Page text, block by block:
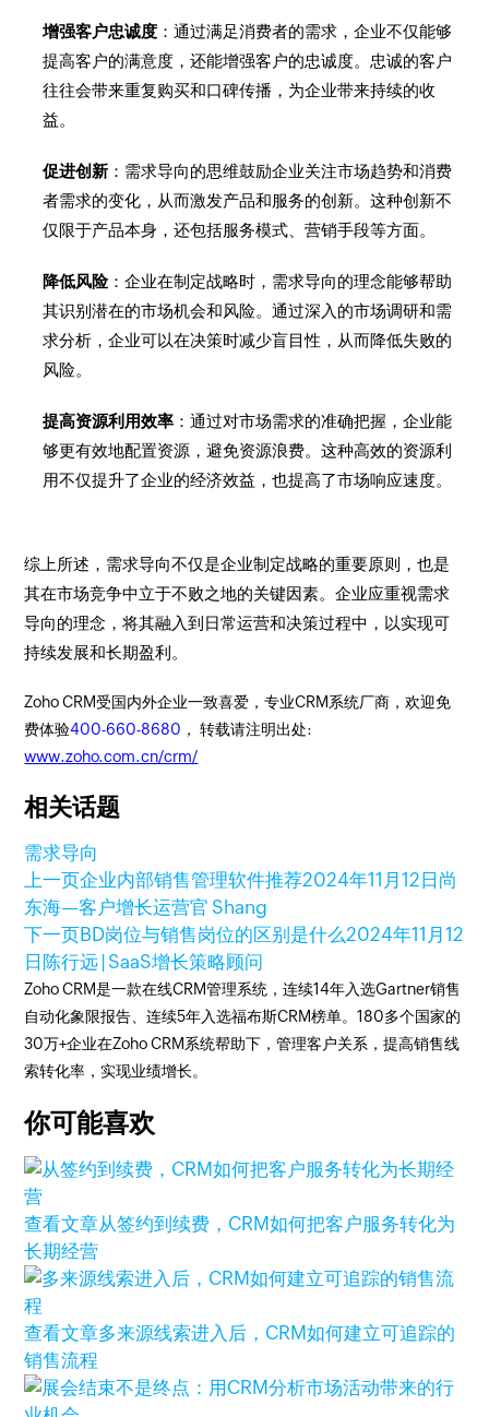
增强客户忠诚度 ：通过满足消费者的需求，企业不仅能够
提高客户的满意度，还能增强客户的忠诚度。忠诚的客户
往往会带来重复购买和口碑传播，为企业带来持续的收
益。
促进创新 ：需求导向的思维鼓励企业关注市场趋势和消费
者需求的变化，从而激发产品和服务的创新。这种创新不
仅限于产品本身，还包括服务模式、营销手段等方面。
降低风险：企业在制定战略时，需求导向的理念能够帮助
其识别潜在的市场机会和风险。通过深入的市场调研和需
求分析，企业可以在决策时减少盲目性，从而降低失败的
风险。
提高资源利用效率 ：通过对市场需求的准确把握，企业能
够更有效地配置资源，避免资源浪费。这种高效的资源利
用不仅提升了企业的经济效益，也提高了市场响应速度。
综上所述，需求导向不仅是企业制定战略的重要原则，也是
其在市场竞争中立于不败之地的关键因素。企业应重视需求
导向的理念，将其融入到日常运营和决策过程中，以实现可
持续发展和长期盈利。
Zoho CRM受国内外企业一致喜爱，专业CRM系统厂商，欢迎免
费体验400-660-8680 ， 转载请注明出处:
www.zoho.com.cn/crm/
相关话题
需求导向
上一页企业内部销售管理软件推荐2024年11月12日 尚
东海—客户增长运营官 Shang
下一页BD岗位与销售岗位的区别是什么2024年11月12
日 陈行远 | SaaS增长策略顾问
Zoho CRM是一款在线CRM管理系统，连续14年入选Gartner销售
自动化象限报告、连续5年入选福布斯CRM榜单。180多个国家的
30万+企业在Zoho CRM系统帮助下，管理客户关系，提高销售线
索转化率，实现业绩增长。
你可能喜欢
查看文章从签约到续费，CRM如何把客户服务转化为
长期经营
查看文章多来源线索进入后，CRM如何建立可追踪的
销售流程